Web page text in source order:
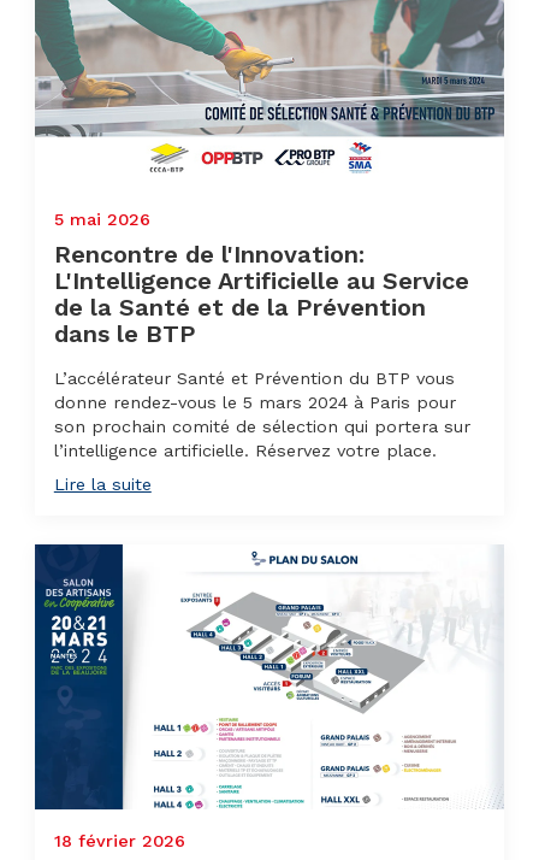
5 mai 2026
Rencontre de l'Innovation:
L'Intelligence Artificielle au Service
de la Santé et de la Prévention
dans le BTP
L’accélérateur Santé et Prévention du BTP vous
donne rendez-vous le 5 mars 2024 à Paris pour
son prochain comité de sélection qui portera sur
l’intelligence artificielle. Réservez votre place.
Lire la suite
18 février 2026